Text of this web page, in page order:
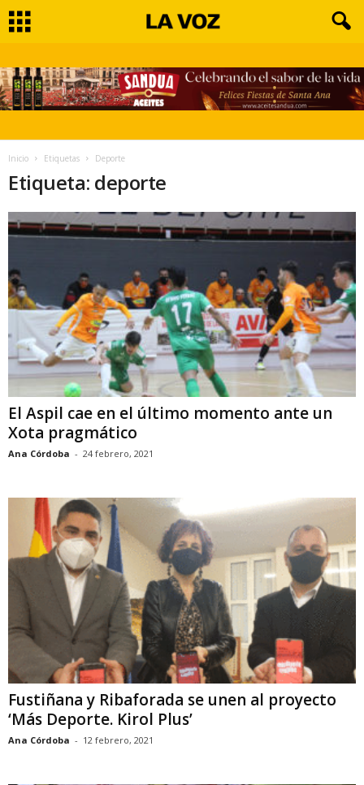
Inicio Etiquetas Deporte
Etiqueta: deporte
El Aspil cae en el último momento ante un
Xota pragmático
Ana Córdoba - 24 febrero, 2021
Fustiñana y Ribaforada se unen al proyecto
‘Más Deporte. Kirol Plus’
Ana Córdoba - 12 febrero, 2021